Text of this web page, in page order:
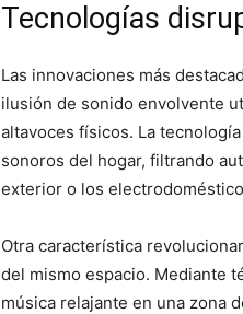
Tecnologías
Las innovaciones más
ilusión de sonido envolvente
altavoces físicos. La
sonoros del hogar, filtrando
exterior o los
Otra característica
del mismo espacio. Mediante
música relajante en una zona